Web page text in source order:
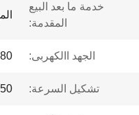
خدمة ما بعد البيع
المقدمة:
الجهد االكهربى: 380
تشكيل السرعة: 150 م / دقيقة